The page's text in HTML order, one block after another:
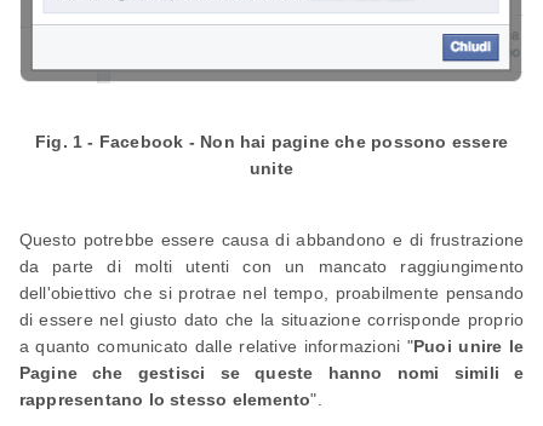
Fig. 1 - Facebook - Non hai pagine che possono essere
unite
Questo potrebbe essere causa di abbandono e di frustrazione
da parte di molti utenti con un mancato raggiungimento
dell'obiettivo che si protrae nel tempo, proabilmente pensando
di essere nel giusto dato che la situazione corrisponde proprio
a quanto comunicato dalle relative informazioni "Puoi unire le
Pagine che gestisci se queste hanno nomi simili e
rappresentano lo stesso elemento".